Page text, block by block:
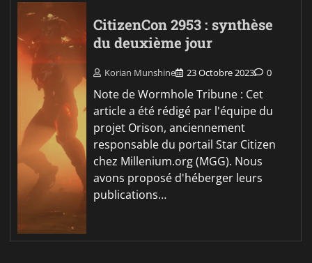
CitizenCon 2953 : synthèse
du deuxième jour
Korian Munshine 23 Octobre 2023 0
Note de Wormhole Tribune : Cet
article a été rédigé par l'équipe du
projet Orison, anciennement
responsable du portail Star Citizen
chez Millenium.org (MGG). Nous
avons proposé d'héberger leurs
publications…